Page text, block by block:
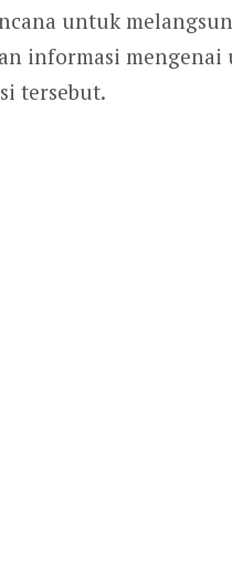
untuk
informasi
tersebut.